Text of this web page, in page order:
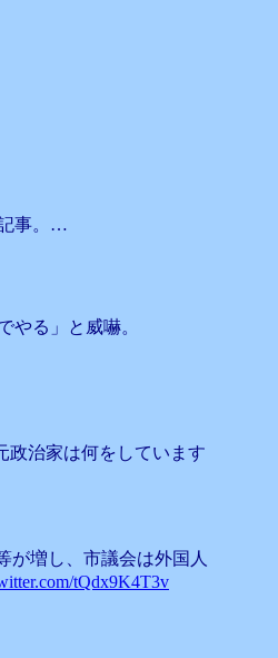
事。…
やる」と威嚇。
政治家は何をしています
が増し、市議会は外国人
tQdx9K4T3v